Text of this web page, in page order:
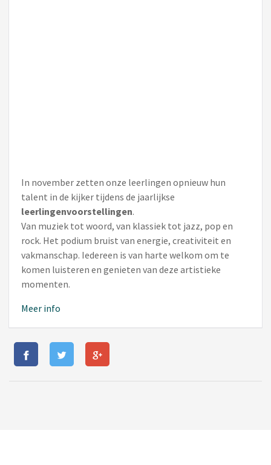
In november zetten onze leerlingen opnieuw hun
talent in de kijker tijdens de jaarlijkse
leerlingenvoorstellingen.
Van muziek tot woord, van klassiek tot jazz, pop en
rock. Het podium bruist van energie, creativiteit en
vakmanschap. Iedereen is van harte welkom om te
komen luisteren en genieten van deze artistieke
momenten.
Meer info